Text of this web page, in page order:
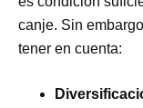
canje. Sin
tener en cuenta: